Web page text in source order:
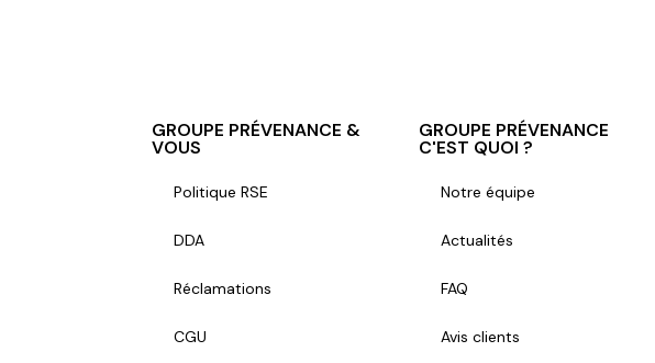
GROUPE PRÉVENANCE &
VOUS
Politique RSE
DDA
Réclamations
CGU
GROUPE PRÉVENANCE
C'EST QUOI ?
Notre équipe
Actualités
FAQ
Avis clients